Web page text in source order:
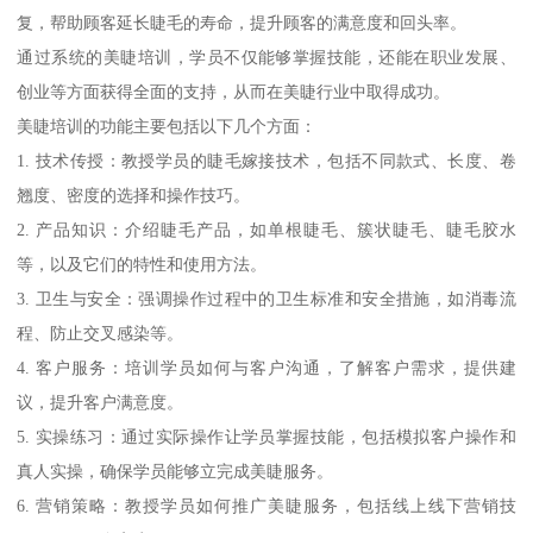
复，帮助顾客延长睫毛的寿命，提升顾客的满意度和回头率。
通过系统的美睫培训，学员不仅能够掌握技能，还能在职业发展、
创业等方面获得全面的支持，从而在美睫行业中取得成功。
美睫培训的功能主要包括以下几个方面：
1. 技术传授：教授学员的睫毛嫁接技术，包括不同款式、长度、卷
翘度、密度的选择和操作技巧。
2. 产品知识：介绍睫毛产品，如单根睫毛、簇状睫毛、睫毛胶水
等，以及它们的特性和使用方法。
3. 卫生与安全：强调操作过程中的卫生标准和安全措施，如消毒流
程、防止交叉感染等。
4. 客户服务：培训学员如何与客户沟通，了解客户需求，提供建
议，提升客户满意度。
5. 实操练习：通过实际操作让学员掌握技能，包括模拟客户操作和
真人实操，确保学员能够立完成美睫服务。
6. 营销策略：教授学员如何推广美睫服务，包括线上线下营销技